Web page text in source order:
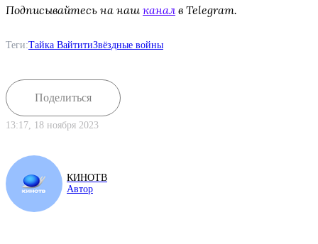
Подписывайтесь на наш канал в Telegram.
Теги:Тайка ВайтитиЗвёздные войны
Поделиться
13:17, 18 ноября 2023
КИНОТВ
Автор